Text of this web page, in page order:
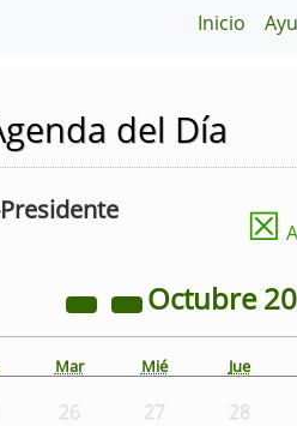
Inicio
del Día
☒
Octubre
Mar Mié Jue
26 27 28